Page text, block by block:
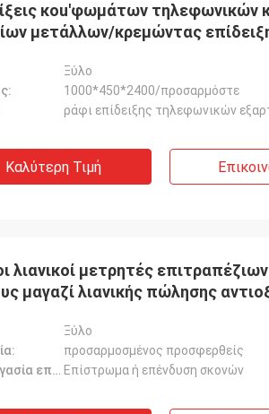
κοu'φωμάτων
μετάλλων/κρεμώντας
Ξύλο
1000*450*2400/προσαρμόστε
ράφι επίδειξης τηλεφωνικών
Καλύτερη Τιμή
λιανικοί μετρητές
μαγαζί λιανικής πώλησης
Ξύλο
προσαρμοσμένος προσφερθείς
Επεξεργασία επιφάνειας: Επίστρωμα ή επένδυση σκονών